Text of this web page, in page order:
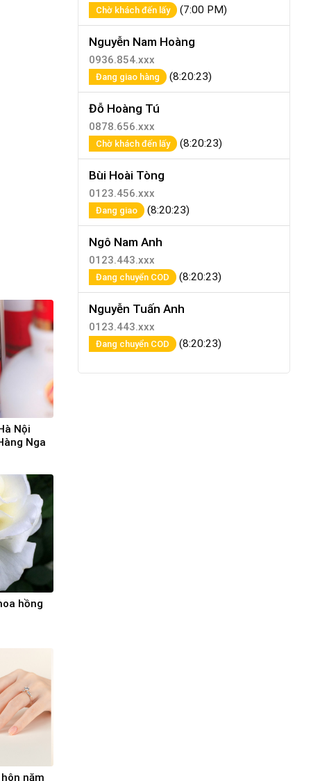
Nội
Nga
hồng
năm
Chờ khách đến lấy (7:00 PM)
Nguyễn Nam Hoàng
0936.854.xxx
Đang giao hàng (8:20:23)
Đỗ Hoàng Tú
0878.656.xxx
Chờ khách đến lấy (8:20:23)
Bùi Hoài Tòng
0123.456.xxx
Đang giao (8:20:23)
Ngô Nam Anh
0123.443.xxx
Đang chuyển COD (8:20:23)
Nguyễn Tuấn Anh
0123.443.xxx
Đang chuyển COD (8:20:23)